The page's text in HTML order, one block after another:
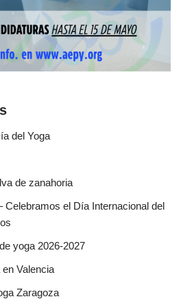
del Yoga
de zanahoria
Celebramos el Día Internacional del
yoga 2026-2027
Valencia
Zaragoza